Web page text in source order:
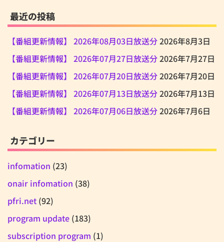
最近の投稿
【番組更新情報】 2026年08月03日放送分2026年8月3日
【番組更新情報】 2026年07月27日放送分2026年7月27日
【番組更新情報】 2026年07月20日放送分2026年7月20日
【番組更新情報】 2026年07月13日放送分2026年7月13日
【番組更新情報】 2026年07月06日放送分2026年7月6日
カテゴリー
infomation (23)
onair infomation (38)
pfri.net (92)
program update (183)
subscription program (1)